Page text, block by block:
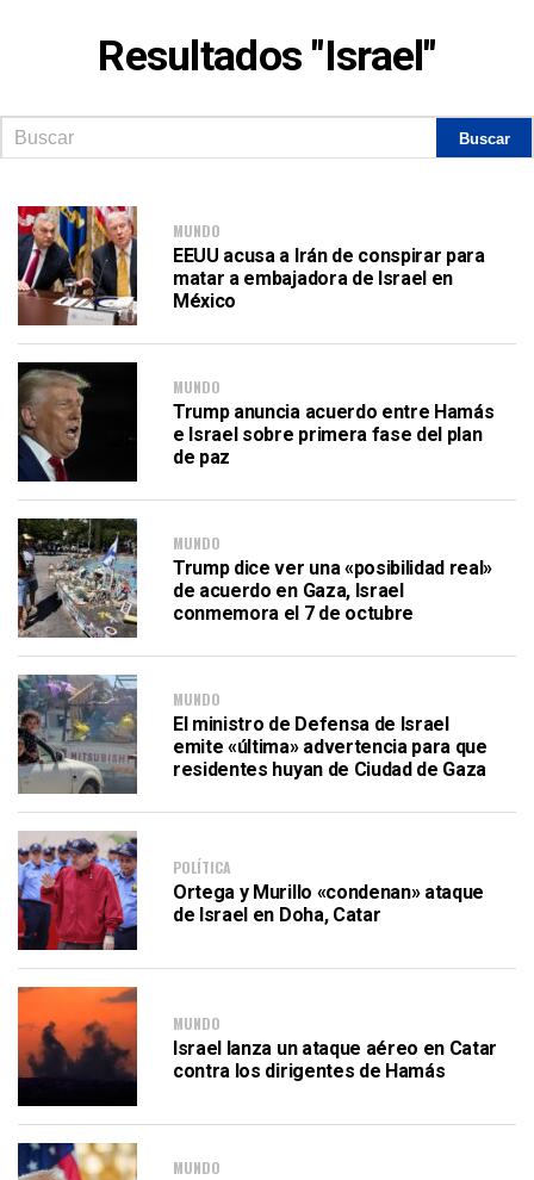
Resultados "Israel"
MUNDO
EEUU acusa a Irán de conspirar para
matar a embajadora de Israel en
México
MUNDO
Trump anuncia acuerdo entre Hamás
e Israel sobre primera fase del plan
de paz
MUNDO
Trump dice ver una «posibilidad real»
de acuerdo en Gaza, Israel
conmemora el 7 de octubre
MUNDO
El ministro de Defensa de Israel
emite «última» advertencia para que
residentes huyan de Ciudad de Gaza
POLÍTICA
Ortega y Murillo «condenan» ataque
de Israel en Doha, Catar
MUNDO
Israel lanza un ataque aéreo en Catar
contra los dirigentes de Hamás
MUNDO